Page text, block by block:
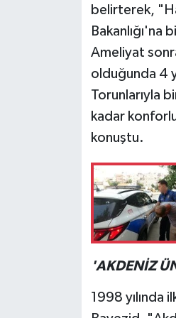
belirterek,
Bakanlığı'na
Ameliyat
olduğunda 4
Torunlarıyla
kadar
konuştu.
'AKDENİZ
1998 yılında